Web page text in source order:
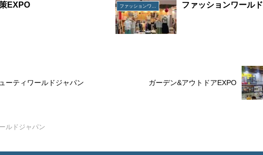
EXPO ファッションワールド ファッションワールド
ーティワールドジャパン ガーデン&アウトドアEXPO
ルドジャパン